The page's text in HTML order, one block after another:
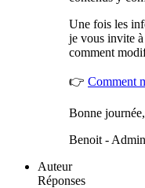
Une fois les
je vous invite
comment
👉 Comment
Bonne
Benoit -
Auteur
Réponses